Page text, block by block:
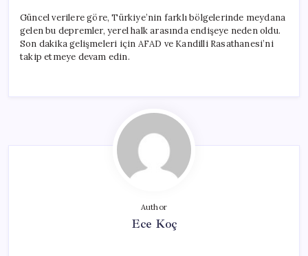
Güncel verilere göre, Türkiye’nin farklı bölgelerinde meydana
gelen bu depremler, yerel halk arasında endişeye neden oldu.
Son dakika gelişmeleri için AFAD ve Kandilli Rasathanesi’ni
takip etmeye devam edin.
Author
Ece Koç